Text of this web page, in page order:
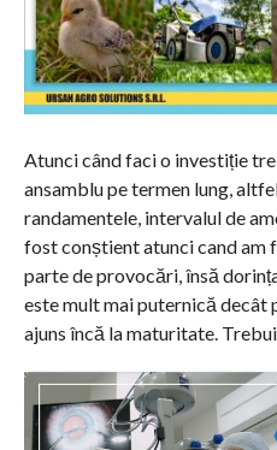
Atunci când faci o investiție
ansamblu pe termen lung,
randamentele, intervalul de
fost conștient atunci cand am
parte de provocări, însă
este mult mai puternică decât
ajuns încă la maturitate.